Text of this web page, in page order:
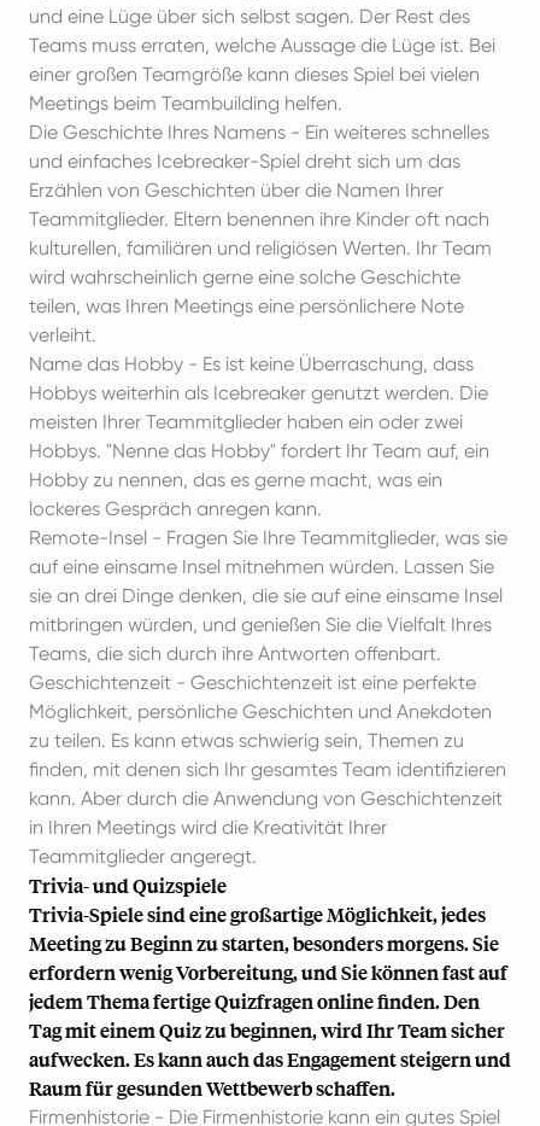
und eine Lüge über sich selbst sagen. Der Rest des
Teams muss erraten, welche Aussage die Lüge ist. Bei
einer großen Teamgröße kann dieses Spiel bei vielen
Meetings beim Teambuilding helfen.
Die Geschichte Ihres Namens - Ein weiteres schnelles
und einfaches Icebreaker-Spiel dreht sich um das
Erzählen von Geschichten über die Namen Ihrer
Teammitglieder. Eltern benennen ihre Kinder oft nach
kulturellen, familiären und religiösen Werten. Ihr Team
wird wahrscheinlich gerne eine solche Geschichte
teilen, was Ihren Meetings eine persönlichere Note
verleiht.
Name das Hobby - Es ist keine Überraschung, dass
Hobbys weiterhin als Icebreaker genutzt werden. Die
meisten Ihrer Teammitglieder haben ein oder zwei
Hobbys. "Nenne das Hobby" fordert Ihr Team auf, ein
Hobby zu nennen, das es gerne macht, was ein
lockeres Gespräch anregen kann.
Remote-Insel - Fragen Sie Ihre Teammitglieder, was sie
auf eine einsame Insel mitnehmen würden. Lassen Sie
sie an drei Dinge denken, die sie auf eine einsame Insel
mitbringen würden, und genießen Sie die Vielfalt Ihres
Teams, die sich durch ihre Antworten offenbart.
Geschichtenzeit - Geschichtenzeit ist eine perfekte
Möglichkeit, persönliche Geschichten und Anekdoten
zu teilen. Es kann etwas schwierig sein, Themen zu
finden, mit denen sich Ihr gesamtes Team identifizieren
kann. Aber durch die Anwendung von Geschichtenzeit
in Ihren Meetings wird die Kreativität Ihrer
Teammitglieder angeregt.
Trivia- und Quizspiele
Trivia-Spiele sind eine großartige Möglichkeit, jedes
Meeting zu Beginn zu starten, besonders morgens. Sie
erfordern wenig Vorbereitung, und Sie können fast auf
jedem Themafertige Quizfragenonline finden. Den
Tag mit einem Quiz zu beginnen, wird Ihr Team sicher
aufwecken. Es kann auch das Engagement steigern und
Raum für gesunden Wettbewerb schaffen.
Firmenhistorie - Die Firmenhistorie kann ein gutes Spiel